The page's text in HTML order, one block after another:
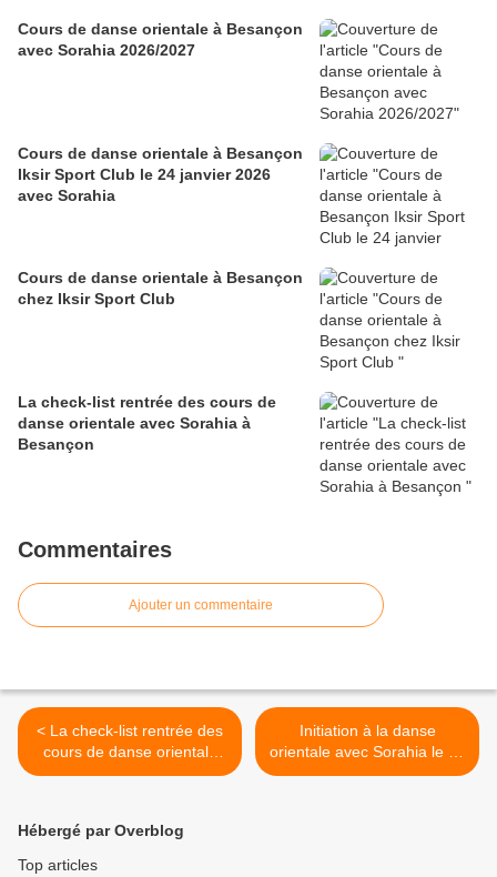
Cours de danse orientale à Besançon
avec Sorahia 2026/2027
Cours de danse orientale à Besançon
Iksir Sport Club le 24 janvier 2026
avec Sorahia
Cours de danse orientale à Besançon
chez Iksir Sport Club
La check-list rentrée des cours de
danse orientale avec Sorahia à
Besançon
Commentaires
Ajouter un commentaire
< La check-list rentrée des
cours de danse orientale
avec Sorahia à Besançon
Initiation à la danse
orientale avec Sorahia le 30
septembre 2025 chez
Hébergé par Overblog
Top articles